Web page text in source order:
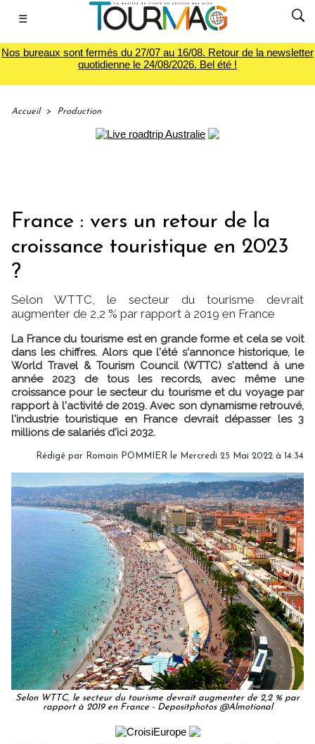
☰
Nos bureaux sont fermés du 27/07 au 16/08. Retour de la newsletter
quotidienne le 24/08/2026. Bel été !
Accueil > Production
France : vers un retour de la
croissance touristique en 2023
?
Selon WTTC, le secteur du tourisme devrait
augmenter de 2,2 % par rapport à 2019 en France
La France du tourisme est en grande forme et cela se voit
dans les chiffres. Alors que l'été s'annonce historique, le
World Travel & Tourism Council (WTTC) s'attend à une
année 2023 de tous les records, avec même une
croissance pour le secteur du tourisme et du voyage par
rapport à l'activité de 2019. Avec son dynamisme retrouvé,
l'industrie touristique en France devrait dépasser les 3
millions de salariés d'ici 2032.
Rédigé par Romain POMMIER le Mercredi 25 Mai 2022 à 14:34
Selon WTTC, le secteur du tourisme devrait augmenter de 2,2 % par
rapport à 2019 en France - Depositphotos @Almotional